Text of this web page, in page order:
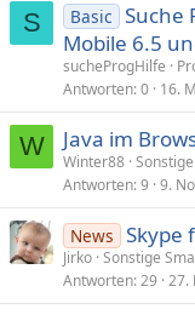
S Basic Suche
Mobile 6.5
sucheProgHilfe
Antworten 0 16.
W Java im
Winter88
Antworten 9 9.
News Skype
Jirko Sonstige
Antworten 29 27.